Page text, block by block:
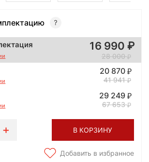
16 990
28 000
20 870
41 941
29 249
67 653
В КОРЗИНУ
Добавить в избранное